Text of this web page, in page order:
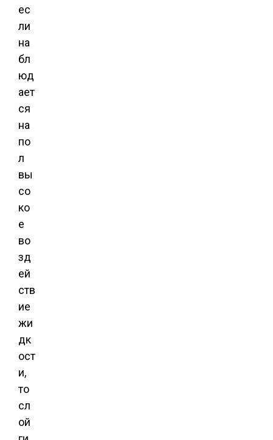
ес
ли
на
бл
юд
ает
ся
на
по
л
вы
со
ко
е
во
зд
ей
ств
ие
жи
дк
ост
и,
то
сл
ой